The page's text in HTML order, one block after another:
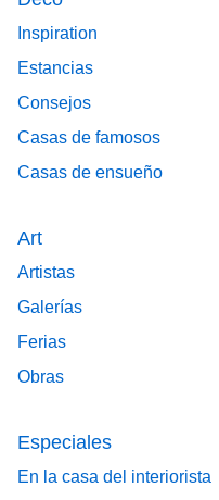
Inspiration
Estancias
Consejos
Casas de famosos
Casas de ensueño
Art
Artistas
Galerías
Ferias
Obras
Especiales
En la casa del interiorista